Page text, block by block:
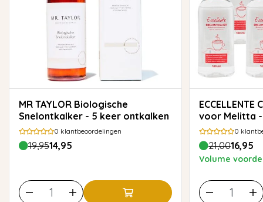
MR TAYLOR Biologische
Snelontkalker - 5 keer ontkalken
0 klantbeoordelingen
19,9514,95
ECCELLENTE Caffeo ontkalker
voor Melitta
0
21,0016,95
Volume